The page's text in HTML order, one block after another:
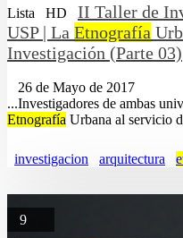
Lista HD
II Taller de
USP | La Etnografía
Investigación (Parte 03)
26 de Mayo de 2017
...Investigadores de ambas
Etnografía Urbana al servicio
investigacion arquitectura
9